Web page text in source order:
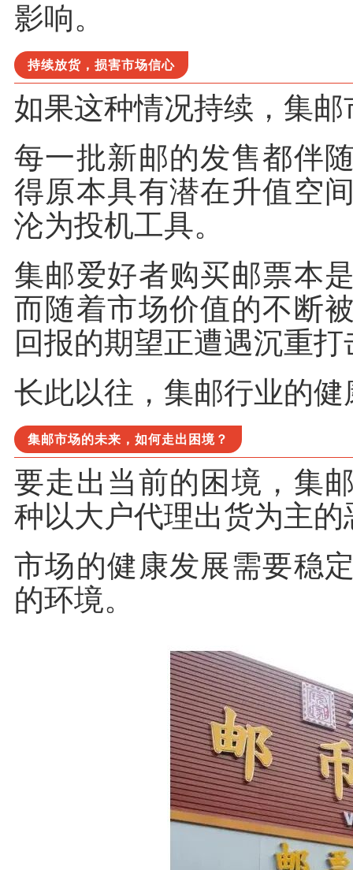
影响。
持续放货，损害市场信心
如果这种情况持续，集
每一批新邮的发售都伴
得原本具有潜在升值空
沦为投机工具。
集邮爱好者购买邮票本
而随着市场价值的不断
回报的期望正遭遇沉重打
长此以往，集邮行业的
集邮市场的未来，如何走出困境？
要走出当前的困境，集
种以大户代理出货为主
市场的健康发展需要稳
的环境。